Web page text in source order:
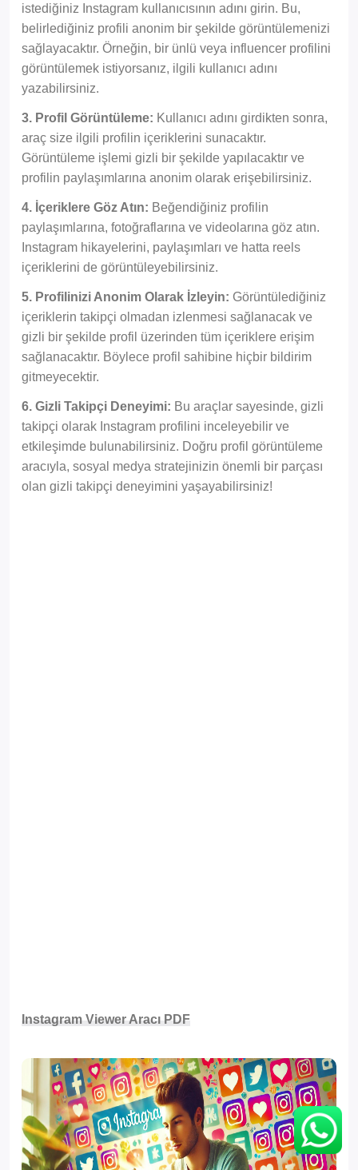
istediğiniz Instagram kullanıcısının adını girin. Bu,
belirlediğiniz profili anonim bir şekilde görüntülemenizi
sağlayacaktır. Örneğin, bir ünlü veya influencer profilini
görüntülemek istiyorsanız, ilgili kullanıcı adını
yazabilirsiniz.
3. Profil Görüntüleme: Kullanıcı adını girdikten sonra,
araç size ilgili profilin içeriklerini sunacaktır.
Görüntüleme işlemi gizli bir şekilde yapılacaktır ve
profilin paylaşımlarına anonim olarak erişebilirsiniz.
4. İçeriklere Göz Atın: Beğendiğiniz profilin
paylaşımlarına, fotoğraflarına ve videolarına göz atın.
Instagram hikayelerini, paylaşımları ve hatta reels
içeriklerini de görüntüleyebilirsiniz.
5. Profilinizi Anonim Olarak İzleyin: Görüntülediğiniz
içeriklerin takipçi olmadan izlenmesi sağlanacak ve
gizli bir şekilde profil üzerinden tüm içeriklere erişim
sağlanacaktır. Böylece profil sahibine hiçbir bildirim
gitmeyecektir.
6. Gizli Takipçi Deneyimi: Bu araçlar sayesinde, gizli
takipçi olarak Instagram profilini inceleyebilir ve
etkileşimde bulunabilirsiniz. Doğru profil görüntüleme
aracıyla, sosyal medya stratejinizin önemli bir parçası
olan gizli takipçi deneyimini yaşayabilirsiniz!
Instagram Viewer Aracı PDF